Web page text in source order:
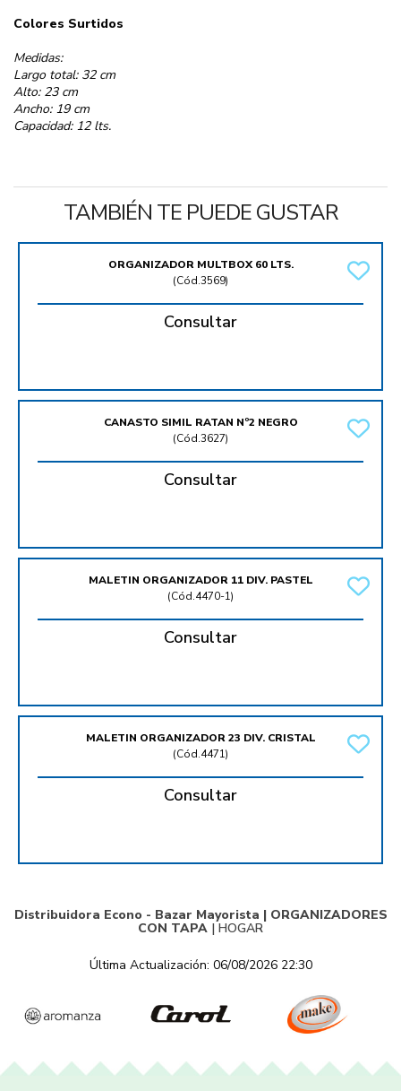
Colores Surtidos
Medidas:
Largo total: 32 cm
Alto: 23 cm
Ancho: 19 cm
Capacidad: 12 lts.
TAMBIÉN TE PUEDE GUSTAR
ORGANIZADOR MULTBOX 60 LTS.
(Cód.3569)
Consultar
CANASTO SIMIL RATAN Nº2 NEGRO
(Cód.3627)
Consultar
MALETIN ORGANIZADOR 11 DIV. PASTEL
(Cód.4470-1)
Consultar
MALETIN ORGANIZADOR 23 DIV. CRISTAL
(Cód.4471)
Consultar
Distribuidora Econo - Bazar Mayorista | ORGANIZADORES
CON TAPA | HOGAR
Última Actualización: 06/08/2026 22:30